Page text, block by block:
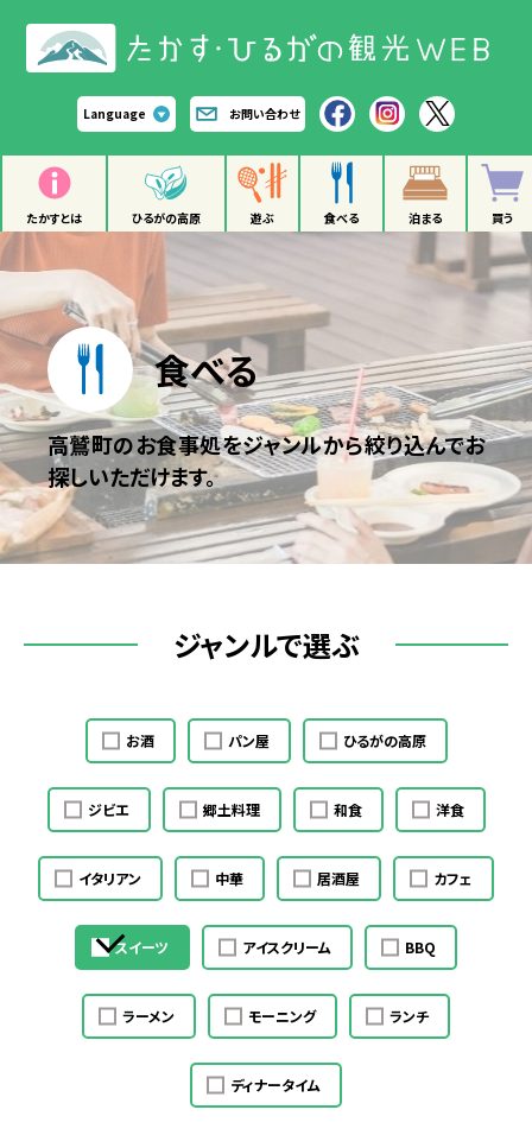
Language お問い合わせ
たかすとは ひるがの高原 遊ぶ 食べる 泊まる 買う
食べる
高鷲町のお食事処をジャンルから絞り込んでお
探しいただけます。
ジャンルで選ぶ
お酒 パン屋 ひるがの高原
ジビエ 郷土料理 和食 洋食
イタリアン 中華 居酒屋 カフェ
スイーツ アイスクリーム BBQ
ラーメン モーニング ランチ
ディナータイム